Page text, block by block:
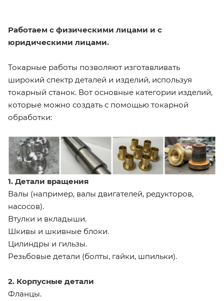
Работаем с физическими лицами и с
юридическими лицами.
Токарные работы позволяют изготавливать
широкий спектр деталей и изделий, используя
токарный станок. Вот основные категории изделий,
которые можно создать с помощью токарной
обработки:
1. Детали вращения
Валы (например, валы двигателей, редукторов,
насосов).
Втулки и вкладыши.
Шкивы и шкивные блоки.
Цилиндры и гильзы.
Резьбовые детали (болты, гайки, шпильки).
2. Корпусные детали
Фланцы.